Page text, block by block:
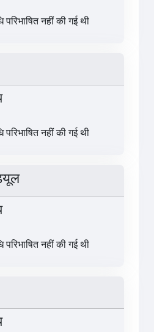
परिभाषित नहीं की गई थी
परिभाषित नहीं की गई थी
परिभाषित नहीं की गई थी